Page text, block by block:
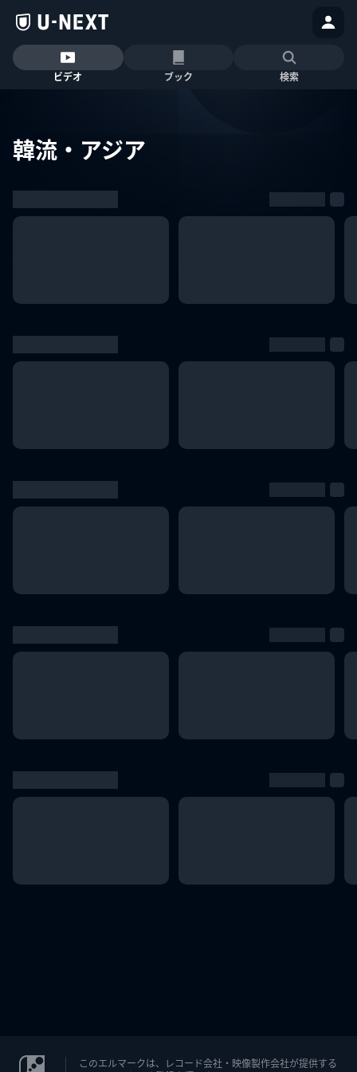
ビデオ ブック 検索
韓流・アジア
このエルマークは、レコード会社・映像製作会社が提供する